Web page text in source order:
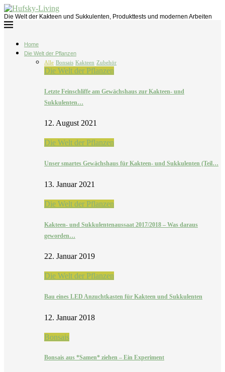
Die Welt der Kakteen und Sukkulenten, Produkttests und modernen Arbeiten
Home
Die Welt der Pflanzen
Alle Bonsais Kakteen Zubehör
Die Welt der Pflanzen
Letzte Feinschliffe am Gewächshaus zur Kakteen- und
Sukkulenten…
12. August 2021
Die Welt der Pflanzen
Unser smartes Gewächshaus für Kakteen- und Sukkulenten (Teil…
13. Januar 2021
Die Welt der Pflanzen
Kakteen- und Sukkulentenaussaat 2017/2018 – Was daraus
geworden…
22. Januar 2019
Die Welt der Pflanzen
Bau eines LED Anzuchtkasten für Kakteen und Sukkulenten
12. Januar 2018
Bonsais
Bonsais aus *Samen* ziehen – Ein Experiment